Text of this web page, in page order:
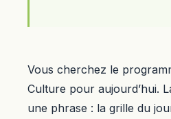
Vous cherchez le
Culture pour aujourd’hui.
une phrase : la grille du